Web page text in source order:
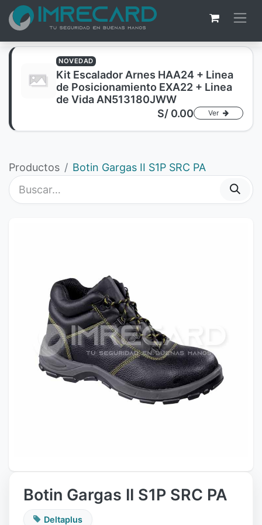
NOVEDAD
Kit Escalador Arnes HAA24 + Linea
de Posicionamiento EXA22 + Linea
de Vida AN513180JWW
S/ 0.00 Ver
Productos Botin Gargas II S1P SRC PA
Botin Gargas II S1P SRC PA
Deltaplus